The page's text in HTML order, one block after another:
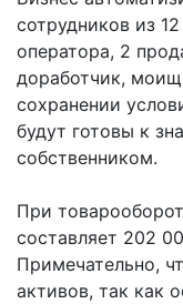
сотрудников из
оператора, 2
доработчик,
сохранении
будут готовы к
собственником.
При
составляет 202
Примечательно,
активов, так как